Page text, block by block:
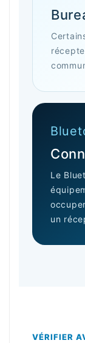
Le
un
VÉRIFIER